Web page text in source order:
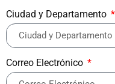
Ciudad y Departamento
Correo Electrónico